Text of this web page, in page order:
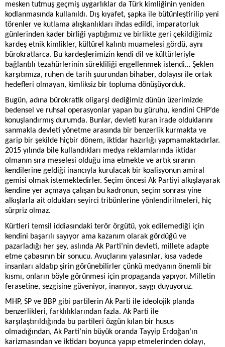
mesken tutmuş geçmiş uygarlıklar da Türk kimliğinin yeniden
kodlanmasında kullanıldı. Dış kıyafet, şapka ile bütünleştirilip yeni
törenler ve kutlama alışkanlıkları ihdas edildi, imparatorluk
günlerinden kader birliği yaptığımız ve birlikte geri çekildiğimiz
kardeş etnik kimlikler, kültürel kalıntı muamelesi gördü, aynı
bürokratlarca. Bu kardeşlerimizin kendi dil ve kültürleriyle
bağlantılı tezahürlerinin sürekliliği engellenmek istendi… Şeklen
karşıtımıza, ruhen de tarih şuurundan bihaber, dolayısı ile ortak
hedefleri olmayan, kimliksiz bir topluma dönüşüyorduk.
Bugün, adına bürokratik oligarşi dediğimiz dünün üzerimizde
bedensel ve ruhsal operasyonlar yapan bu güruhu, kendini CHP’de
konuşlandırmış durumda. Bunlar, devleti kuran irade olduklarını
sanmakla devleti yönetme arasında bir benzerlik kurmakta ve
garip bir şekilde hiçbir dönem, iktidar hazırlığı yapmamaktadırlar.
2015 yılında bile kullandıkları medya reklamlarında iktidar
olmanın sıra meselesi olduğu ima etmekte ve artık sıranın
kendilerine geldiği inancıyla kurulacak bir koalisyonun amiral
gemisi olmak istemektedirler. Seçim öncesi Ak Partiyi alkışlayarak
kendine yer açmaya çalışan bu kadronun, seçim sonrası yine
alkışlarla ait oldukları seyirci tribünlerine yönlendirilmeleri, hiç
sürpriz olmaz.
Kürtleri temsil iddiasındaki terör örgütü, yok edilemediği için
kendini başarılı sayıyor ama kazanım olarak gördüğü ve
pazarladığı her şey, aslında Ak Parti’nin devleti, millete adapte
etme çabasının bir sonucu. Avuçlarını yalasınlar, kısa vadede
insanları aldatıp şirin görünebilirler çünkü medyanın önemli bir
kısmı, onların böyle görünmesi için propaganda yapıyor. Milletin
ferasetine, sezgisine güveniyor, inanıyor, saygı duyuyoruz.
MHP, SP ve BBP gibi partilerin Ak Parti ile ideolojik planda
benzerlikleri, farklılıklarından fazla. Ak Parti ile
karşılaştırıldığında bu partileri özgün kılan bir husus
olmadığından, Ak Parti’nin büyük oranda Tayyip Erdoğan’ın
karizmasından ve iktidarı boyunca yapıp etmelerinden dolayı,